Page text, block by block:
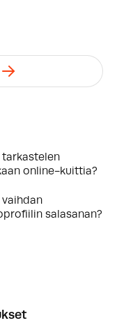
tarkastelen
online-kuittia?
salasanan?